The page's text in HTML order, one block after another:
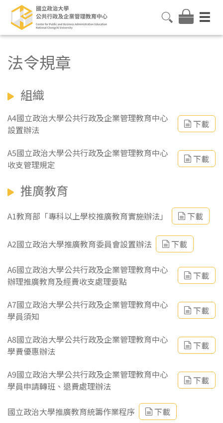
法令規章
組織
A4國立政治大學公共行政及企業管理教育中心
設置辦法
下載
A5國立政治大學公共行政及企業管理教育中心
收支管理規定
下載
推廣教育
A1教育部「專科以上學校推廣教育實施辦法」 下載
A2國立政治大學推廣教育委員會設置辦法 下載
A6國立政治大學公共行政及企業管理教育中心
辦理推廣教育及經費收支處理要點
下載
A7國立政治大學公共行政及企業管理教育中心
學員須知
下載
A8國立政治大學公共行政及企業管理教育中心
學費優惠辦法
下載
A9國立政治大學公共行政及企業管理教育中心
學員申請轉班、退費處理辦法
下載
國立政治大學推廣教育統籌作業程序 下載